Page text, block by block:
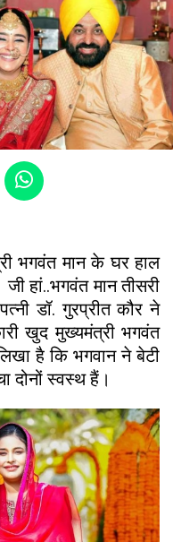
भगवंत मान के घर हाल
हां..भगवंत मान तीसरी
डॉ. गुरप्रीत कौर ने
खुद मुख्यमंत्री भगवंत
है कि भगवान ने बेटी
दोनों स्वस्थ हैं।